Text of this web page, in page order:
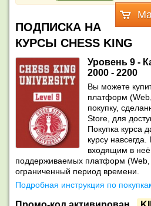
ПОДПИСКА НА
КУРСЫ CHESS KING
Уровень 9 -
2000 - 2200
Вы можете
платформ
покупку,
Store, для
Покупка курса
курсу
входящим в неё
поддерживаемых платформ (Web,
ограниченный период времени.
Подробная инструкция по